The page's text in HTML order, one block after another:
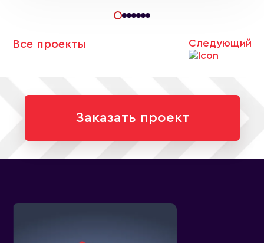
Все проекты Следующий
Заказать проект